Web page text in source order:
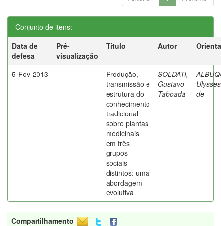
Conjunto de itens:
Data de
defesa
Pré-
visualização
Título Autor
5-Fev-2013
Produção,
transmissão e
estrutura do
conhecimento
tradicional
sobre plantas
medicinais
em três
grupos
sociais
distintos: uma
abordagem
evolutiva
SOLDATI,
Gustavo
Taboada
de
Compartilhamento